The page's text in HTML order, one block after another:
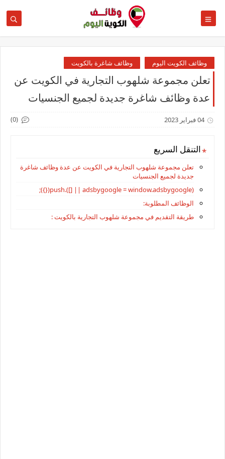
وظائف الكويت اليوم وظائف شاغرة بالكويت
تعلن مجموعة شلهوب التجارية في الكويت عن
عدة وظائف شاغرة جديدة لجميع الجنسيات
04 فبراير 2023 (0)
التنقل السريع
تعلن مجموعة شلهوب التجارية في الكويت عن عدة وظائف شاغرة
جديدة لجميع الجنسيات
(adsbygoogle = window.adsbygoogle || []).push({});
الوظائف المطلوبة:
طريقة التقديم في مجموعة شلهوب التجارية بالكويت :